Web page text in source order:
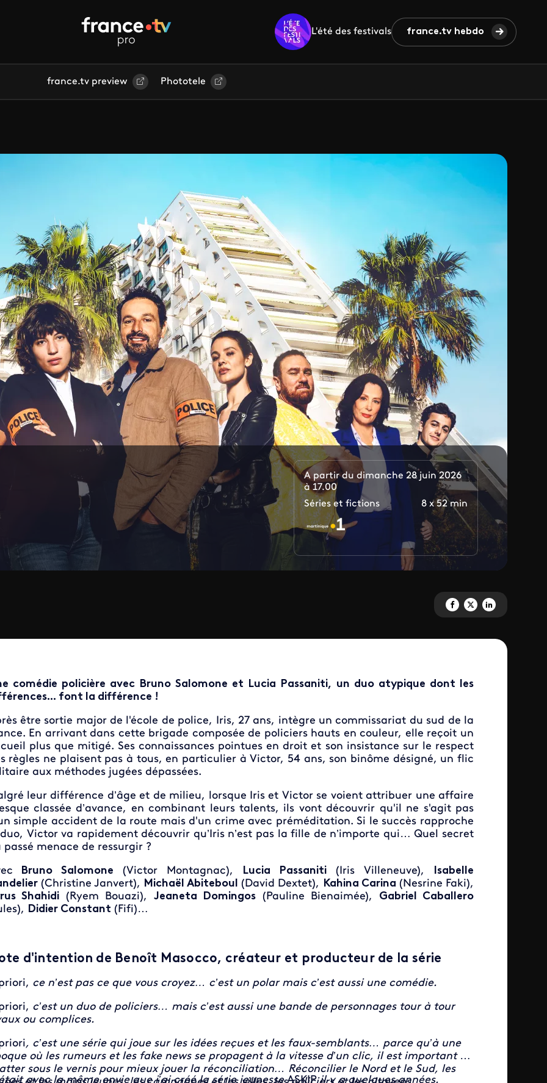
L'été des festivals france.tv hebdo
france.tv preview Phototele
A partir du dimanche 28 juin 2026
à 17.00
Séries et fictions
8 x 52 min
Partagez 'A priori' sur Facebook
Partagez 'A priori' sur X
Partagez 'A priori'
comédie policière avec Bruno Salomone et Lucia Passaniti, un duo atypique dont les
font la différence !
être sortie major de l'école de police, Iris, 27 ans, intègre un commissariat du sud de la
En arrivant dans cette brigade composée de policiers hauts en couleur, elle reçoit un
plus que mitigé. Ses connaissances pointues en droit et son insistance sur le respect
règles ne plaisent pas à tous, en particulier à Victor, 54 ans, son binôme désigné, un flic
aux méthodes jugées dépassées.
leur différence d’âge et de milieu, lorsque Iris et Victor se voient attribuer une affaire
classée d’avance, en combinant leurs talents, ils vont découvrir qu'il ne s'agit pas
simple accident de la route mais d'un crime avec préméditation. Si le succès rapproche
Victor va rapidement découvrir qu’Iris n’est pas la fille de n’importe qui… Quel secret
passé menace de ressurgir ?
Bruno Salomone (Victor Montagnac), Lucia Passaniti (Iris Villeneuve),
Isabelle
(Christine Janvert), Michaël Abiteboul (David Dextet), Kahina Carina (Nesrine Faki),
Shahidi (Ryem Bouazi), Jeaneta Domingos (Pauline Bienaimée), Gabriel Caballero
Didier Constant (Fifi)…
d'intention de Benoît Masocco, créateur et producteur de la série
ce n’est pas ce que vous croyez… c’est un polar mais c’est aussi une comédie.
c’est un duo de policiers… mais c’est aussi une bande de personnages tour à tour
ou complices.
, c’est une série qui joue sur les idées reçues et les faux-semblants… parce qu’à une
où les rumeurs et les fake news se propagent à la vitesse d’un clic, il est important de
sous le vernis pour mieux jouer la réconciliation… Réconcilier le Nord et le Sud, les
avec la même envie que j’ai créé la série jeunesseASKIPil y a quelques années.